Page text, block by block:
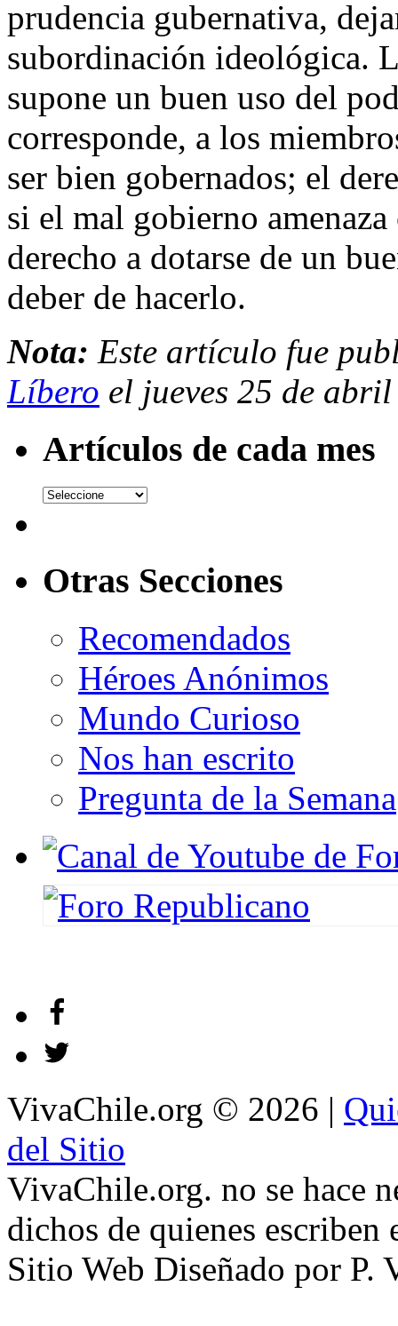
prudencia gubernativa,
subordinación ideológica.
supone un buen uso del
corresponde, a los
ser bien gobernados; el
si el mal gobierno
derecho a dotarse de un
deber de hacerlo.
Nota: Este artículo fue
Líbero el jueves 25 de
Artículos de cada mes
Otras Secciones
Recomendados
Héroes Anónimos
Mundo Curioso
Nos han escrito
Pregunta de la Semana
VivaChile.org © 2026 |
del Sitio
VivaChile.org. no se hace
dichos de quienes escriben
Sitio Web Diseñado por